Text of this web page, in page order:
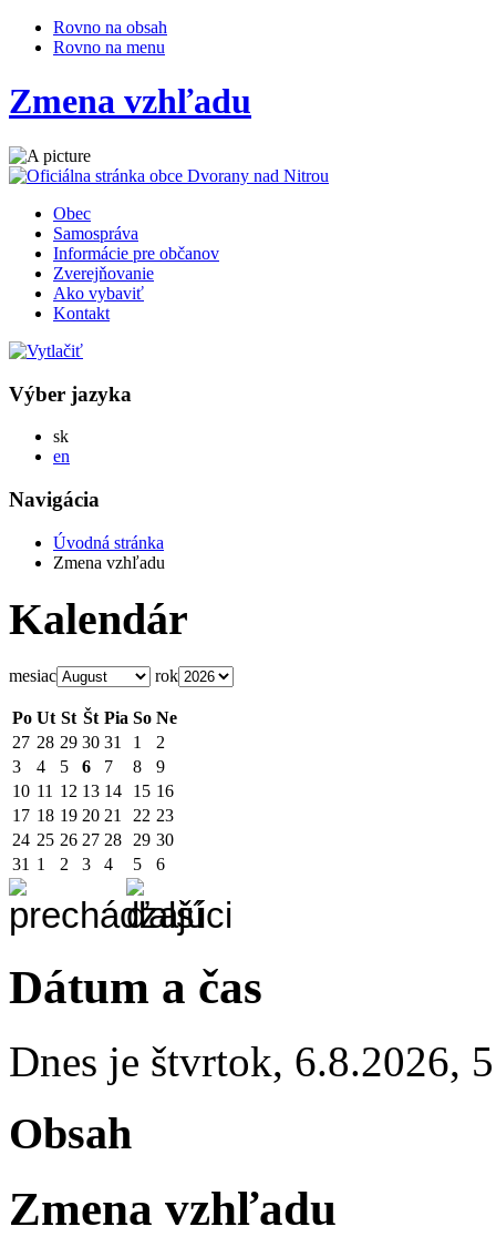
Rovno na obsah
Rovno na menu
Zmena vzhľadu
Obec
Samospráva
Informácie pre občanov
Zverejňovanie
Ako vybaviť
Kontakt
Výber jazyka
skSlovensky
en
Navigácia
Úvodná stránka
Zmena vzhľadu
Kalendár
mesiac rok
Po Ut St Št Pia So Ne
27 28 29 30 31 1
2
3
4 5 6 7 8
9
10 11 12 13 14 15 16
17 18 19 20 21 22 23
24 25 26 27 28 29 30
31 1 2 3 4 5 6
Dátum a čas
Dnes je štvrtok, 6.8.2026,
Obsah
Zmena vzhľadu